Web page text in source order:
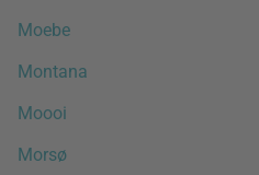
Moebe
Montana
Moooi
Morsø